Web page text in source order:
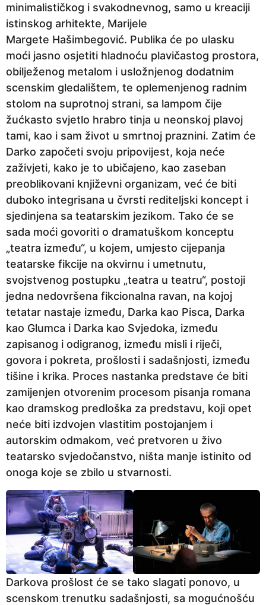
minimalističkog i svakodnevnog, samo u kreaciji
istinskog arhitekte, Marijele
Margete Hašimbegović. Publika će po ulasku
moći jasno osjetiti hladnoću plavičastog prostora,
obilježenog metalom i usložnjenog dodatnim
scenskim gledalištem, te oplemenjenog radnim
stolom na suprotnoj strani, sa lampom čije
žućkasto svjetlo hrabro tinja u neonskoj plavoj
tami, kao i sam život u smrtnoj praznini. Zatim će
Darko započeti svoju pripovijest, koja neće
zaživjeti, kako je to ubičajeno, kao zaseban
preoblikovani književni organizam, već će biti
duboko integrisana u čvrsti rediteljski koncept i
sjedinjena sa teatarskim jezikom. Tako će se
sada moći govoriti o dramatuškom konceptu
„teatra između“, u kojem, umjesto cijepanja
teatarske fikcije na okvirnu i umetnutu,
svojstvenog postupku „teatra u teatru“, postoji
jedna nedovršena fikcionalna ravan, na kojoj
tetatar nastaje između, Darka kao Pisca, Darka
kao Glumca i Darka kao Svjedoka, između
zapisanog i odigranog, između misli i riječi,
govora i pokreta, prošlosti i sadašnjosti, između
tišine i krika. Proces nastanka predstave će biti
zamijenjen otvorenim procesom pisanja romana
kao dramskog predloška za predstavu, koji opet
neće biti izdvojen vlastitim postojanjem i
autorskim odmakom, već pretvoren u živo
teatarsko svjedočanstvo, ništa manje istinito od
onoga koje se zbilo u stvarnosti.
Darkova prošlost će se tako slagati ponovo, u
scenskom trenutku sadašnjosti, sa mogućnošću